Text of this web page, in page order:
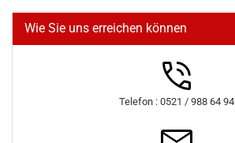
Wie Sie uns erreichen können
Telefon : 0521 / 988 64 94